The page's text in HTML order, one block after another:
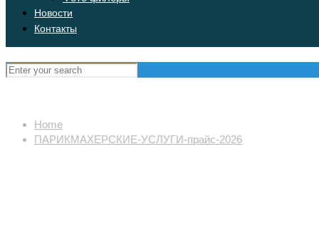
Новости
Контакты
Home
ПАРИКМАХЕРСКИЕ-УСЛУГИ-прайс-2026